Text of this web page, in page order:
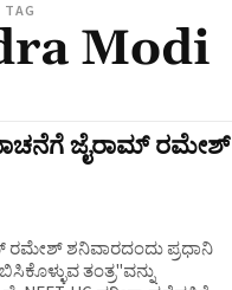
TAG
Modi
ಜೈರಾಮ್ ರಮೇಶ್
ತಂತ್ರ"ವನ್ನು